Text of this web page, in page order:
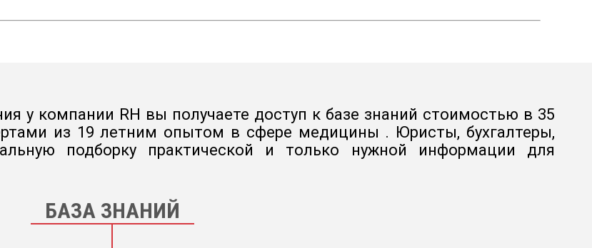
у компании RH вы получаете доступ к базе знаний стоимостью в 35
из 19 летним опытом в сфере медицины . Юристы, бухгалтеры,
подборку практической и только нужной информации для
БАЗА ЗНАНИЙ